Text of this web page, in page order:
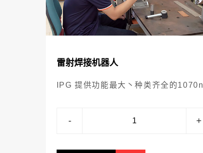
雷射焊接机器人
IPG 提供功能最大丶种类齐全的
切割，大至航空导向叶片钻孔丶造船厚
- +